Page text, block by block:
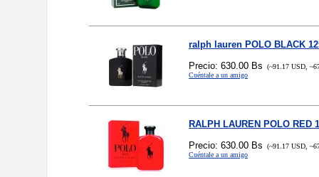
ralph lauren POLO BLACK
Precio: 630.00 Bs (~91.17 USD,
Cuéntale a un amigo
RALPH LAUREN POLO RED
Precio: 630.00 Bs (~91.17 USD,
Cuéntale a un amigo